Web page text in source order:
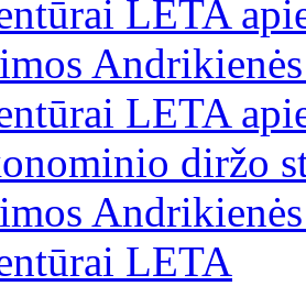
LETA
LETA
diržo
LETA